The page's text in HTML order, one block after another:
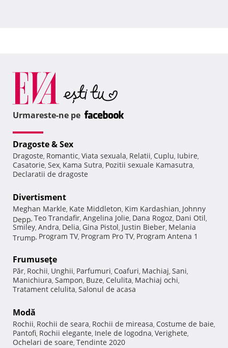
Urmareste-ne pe
Dragoste & Sex
Dragoste, Romantic, Viata sexuala, Relatii, Cuplu, Iubire,
Casatorie, Sex, Kama Sutra, Pozitii sexuale Kamasutra,
Declaratii de dragoste
Divertisment
Meghan Markle, Kate Middleton, Kim Kardashian, Johnny
Depp, Teo Trandafir, Angelina Jolie, Dana Rogoz, Dani Otil,
Smiley, Andra, Delia, Gina Pistol, Justin Bieber, Melania
Trump, Program TV, Program Pro TV, Program Antena 1
Frumuseţe
Păr, Rochii, Unghii, Parfumuri, Coafuri, Machiaj, Sani,
Manichiura, Sampon, Buze, Celulita, Machiaj ochi,
Tratament celulita, Salonul de acasa
Modă
Rochii, Rochii de seara, Rochii de mireasa, Costume de baie,
Pantofi, Rochii elegante, Inele de logodna, Verighete,
Ochelari de soare, Tendinte 2020